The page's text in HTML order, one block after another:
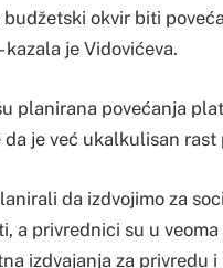
okvir biti
je Vidovićeva.
planirana povećanja
je već ukalkulisan rast
da izdvojimo za
a privrednici su u
izdvajanja za privredu